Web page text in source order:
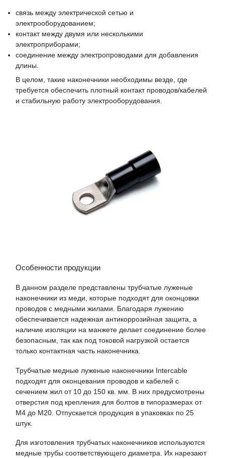
связь между электрической сетью и
электрооборудованием;
контакт между двумя или несколькими
электроприборами;
соединение между электропроводами для добавления
длины.
В целом, такие наконечники необходимы везде, где
требуется обеспечить плотный контакт проводов/кабелей
и стабильную работу электрооборудования.
Особенности продукции
В данном разделе представлены трубчатые луженые
наконечники из меди, которые подходят для оконцовки
проводов с медными жилами. Благодаря лужению
обеспечивается надежная антикоррозийная защита, а
наличие изоляции на манжете делает соединение более
безопасным, так как под токовой нагрузкой остается
только контактная часть наконечника.
Трубчатые медные луженые наконечники Intercable
подходят для оконцевания проводов и кабелей с
сечением жил от 10 до 150 кв. мм. В них предусмотрены
отверстия под крепления для болтов в типоразмерах от
М4 до M20. Отпускается продукция в упаковках по 25
штук.
Для изготовления трубчатых наконечников используются
медные трубы соответствующего диаметра. Их нарезают